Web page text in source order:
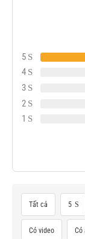
5
4
3
2
1
Tất cả 5
Có video Có